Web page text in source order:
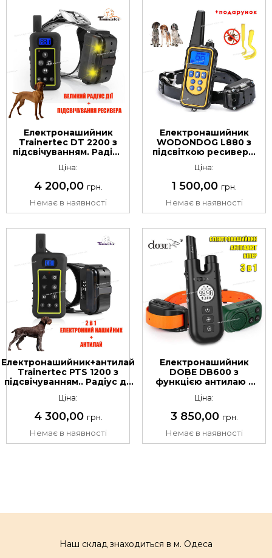
Електронашийник
Trainertec DT 2200 з
підсвічуванням. Радіус
дії до 2400 м
Ціна:
4 200,00 грн.
Немає в наявності
Електронашийник
WODONDOG L880 з
підсвіткою ресивера.
Радіус дії до 800
метрів
Ціна:
1 500,00 грн.
Немає в наявності
Електронашийник+антилай
Trainertec PTS 1200 з
підсвічуванням.. Радіус дії
Ціна:
4 300,00 грн.
Немає в наявності
Електронашийник
DOBE DB600 з
функцією антилаю +
800 метрів
Ціна:
3 850,00 грн.
Немає в наявності
Наш склад знаходиться в м. Одеса